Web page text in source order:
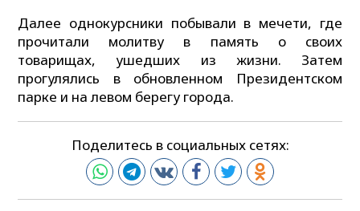
Далее однокурсники побывали в мечети, где
прочитали молитву в память о своих
товарищах, ушедших из жизни. Затем
прогулялись в обновленном Президентском
парке и на левом берегу города.
Поделитесь в социальных сетях: